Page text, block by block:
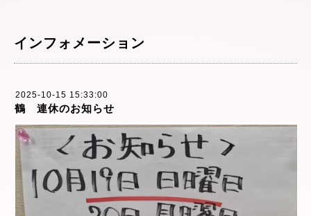
インフォメーション
2025-10-15 15:33:00
鶴 連休のお知らせ